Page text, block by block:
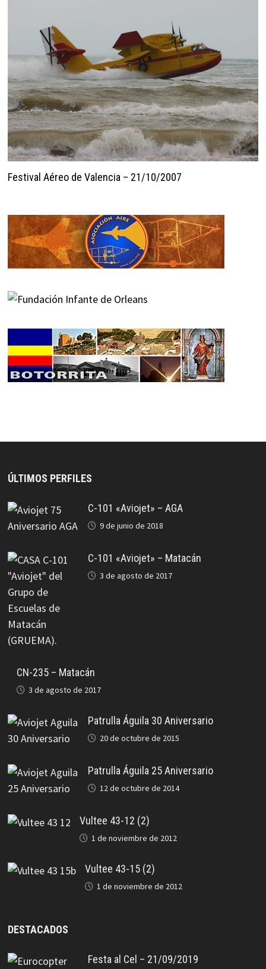
Festival Aéreo de Valencia – 21/10/2007
ÚLTIMOS PERFILES
C-101 «Aviojet» – AGA
9 de junio de 2018
C-101 «Aviojet» – Matacán
3 de agosto de 2017
CN-235 – Matacán
3 de agosto de 2017
Patrulla Águila 30 Aniversario
20 de octubre de 2015
Patrulla Águila 25 Aniversario
12 de octubre de 2014
Vultee 43-12 (2)
1 de noviembre de 2012
Vultee 43-15 (2)
1 de noviembre de 2012
DESTACADOS
Festa al Cel – 21/09/2019